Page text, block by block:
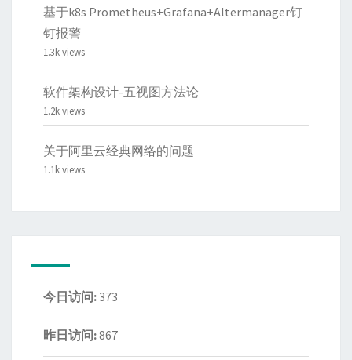
基于k8s Prometheus+Grafana+Altermanager钉
钉报警
1.3k views
软件架构设计-五视图方法论
1.2k views
关于阿里云经典网络的问题
1.1k views
今日访问: 373
昨日访问:867